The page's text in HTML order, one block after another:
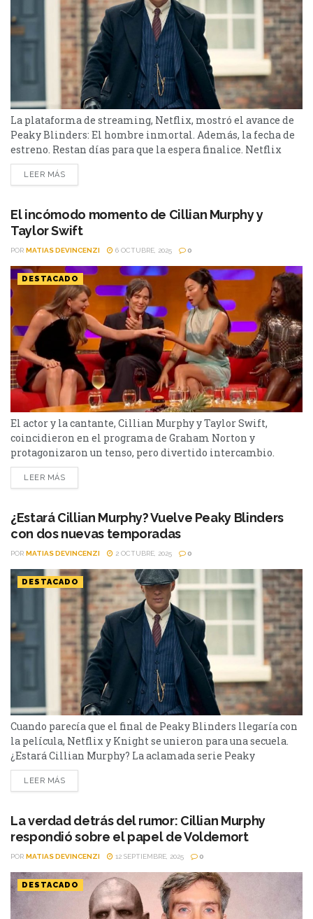
La plataforma de streaming, Netflix, mostró el avance de
Peaky Blinders: El hombre inmortal. Además, la fecha de
estreno. Restan días para que la espera finalice. Netflix
presentó el avance de una de las películas más esperadas:
Peaky Blinders: El hombre inmortal. Tras la gran
como Tommy Shelby. El tráiler y de...
LEER MÁS
El incómodo momento de Cillian Murphy y
Taylor Swift
POR MATIAS DEVINCENZI 6 OCTUBRE, 2025 0
DESTACADO
El actor y la cantante, Cillian Murphy y Taylor Swift,
coincidieron en el programa de Graham Norton y
protagonizaron un tenso, pero divertido intercambio.
Taylor Swift fue una de las invitadas estelares del último
episodio de The Graham Norton Show, donde habló sobre
planes de boda. “Quiero enfocarme primero...
LEER MÁS
¿Estará Cillian Murphy? Vuelve Peaky Blinders
con dos nuevas temporadas
POR MATIAS DEVINCENZI 2 OCTUBRE, 2025 0
DESTACADO
Cuando parecía que el final de Peaky Blinders llegaría con
la película, Netflix y Knight se unieron para una secuela.
¿Estará Cillian Murphy? La aclamada serie Peaky
Blinders regresará con fuerza a Netflix y la BBC, para
contar la historia de una nueva generación de los Shelby,
todo parecía acabar con la película...
LEER MÁS
La verdad detrás del rumor: Cillian Murphy
respondió sobre el papel de Voldemort
POR MATIAS DEVINCENZI 12 SEPTIEMBRE, 2025 0
DESTACADO